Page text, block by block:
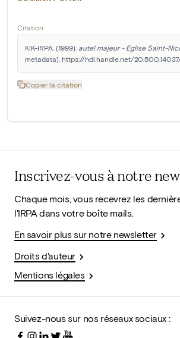
Citation
KIK-IRPA. (1999). autel majeur - Eglise Saint-
metadata]. https://hdl.handle.net/
Copier la citation
Inscrivez-vous à notre
Chaque mois, vous recevrez les
l'IRPA dans votre boîte mails.
En savoir plus sur notre newsletter
Droits d'auteur
Mentions légales
Suivez-nous sur nos réseaux sociaux :